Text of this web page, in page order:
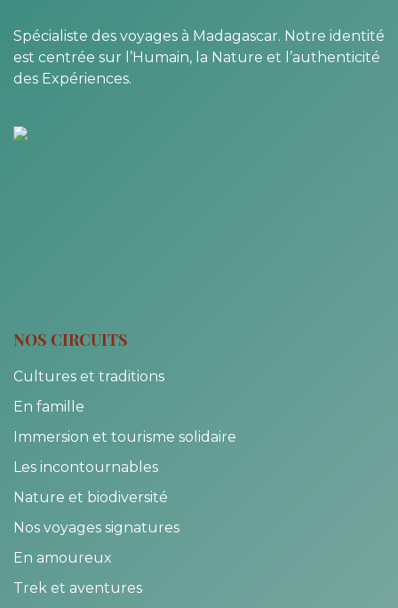
Spécialiste des voyages à Madagascar. Notre identité
est centrée sur l’Humain, la Nature et l’authenticité
des Expériences.
NOS CIRCUITS
Cultures et traditions
En famille
Immersion et tourisme solidaire
Les incontournables
Nature et biodiversité
Nos voyages signatures
En amoureux
Trek et aventures